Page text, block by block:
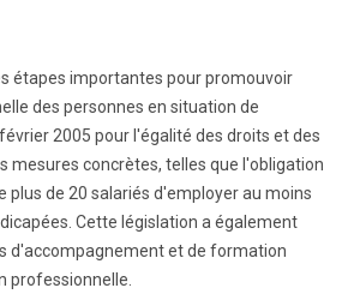
étapes importantes pour promouvoir
des personnes en situation de
2005 pour l'égalité des droits et des
mesures concrètes, telles que l'obligation
plus de 20 salariés d'employer au moins
Cette législation a également
d'accompagnement et de formation
professionnelle.